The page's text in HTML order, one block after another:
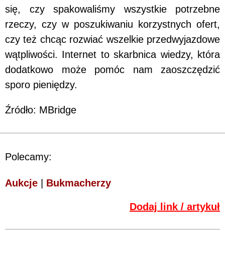
się, czy spakowaliśmy wszystkie potrzebne
rzeczy, czy w poszukiwaniu korzystnych ofert,
czy też chcąc rozwiać wszelkie przedwyjazdowe
wątpliwości. Internet to skarbnica wiedzy, która
dodatkowo może pomóc nam zaoszczędzić
sporo pieniędzy.
Źródło: MBridge
Polecamy:
Aukcje Bukmacherzy
Dodaj link / artykuł